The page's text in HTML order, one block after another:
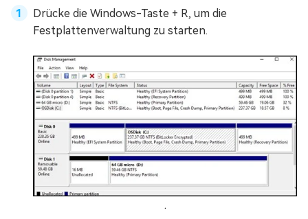
Drücke die Windows-Taste + R, um die
Festplattenverwaltung zu starten.
.